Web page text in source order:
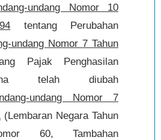
undang Nomor 10
tentang Perubahan
undang Nomor 7 Tahun
Pajak Penghasilan
telah diubah
undang Nomor 7
(Lembaran Negara Tahun
60, Tambahan